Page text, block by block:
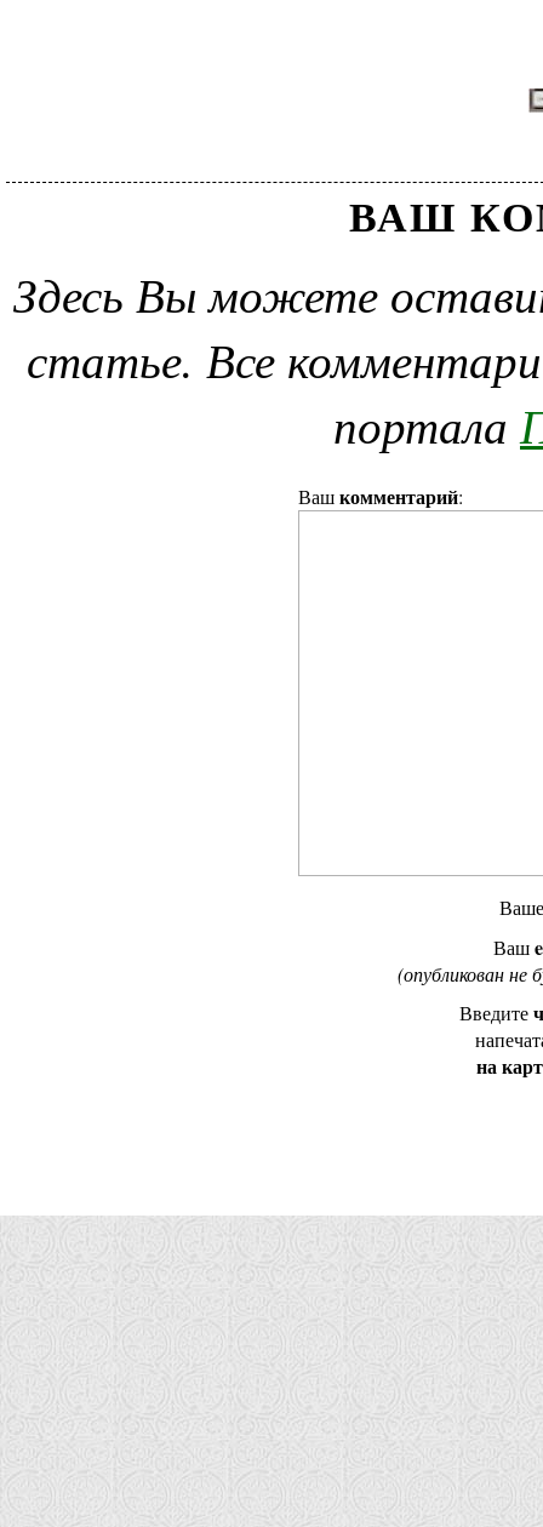
ВАШ
Здесь Вы можете
статье. Все
портала
Вашкомментарий:
Ваш
(опубликован не
Введите
на